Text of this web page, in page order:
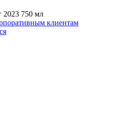
2023 750 мл
клиентам